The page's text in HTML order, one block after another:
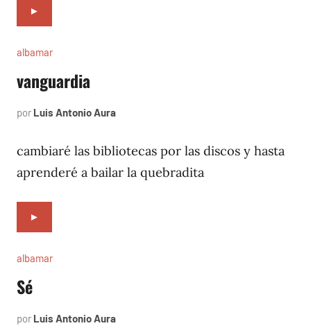
►
albamar
vanguardia
por Luis Antonio Aura
1996
cambiaré las bibliotecas por las discos y hasta
aprenderé a bailar la quebradita
►
albamar
Sé
por Luis Antonio Aura